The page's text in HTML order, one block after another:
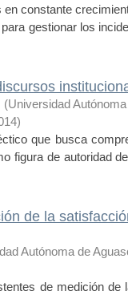
constante
gestionar los
(Universidad
)
que busca
figura de autoridad
de la
Autónoma de
de medición